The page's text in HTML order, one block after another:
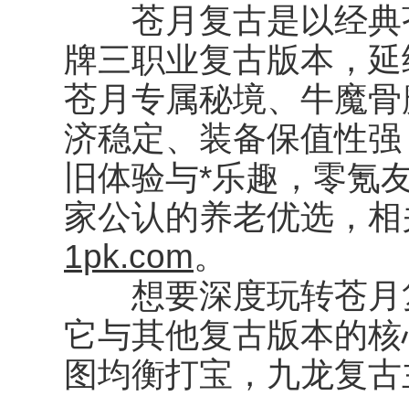
苍月复古是以经典
牌三职业复古版本，
苍月专属秘境、牛魔
济稳定、装备保值性
旧体验与*乐趣，零氪
家公认的养老优选，
1pk.com。
想要深度玩转苍月
它与其他复古版本的
图均衡打宝，九龙复